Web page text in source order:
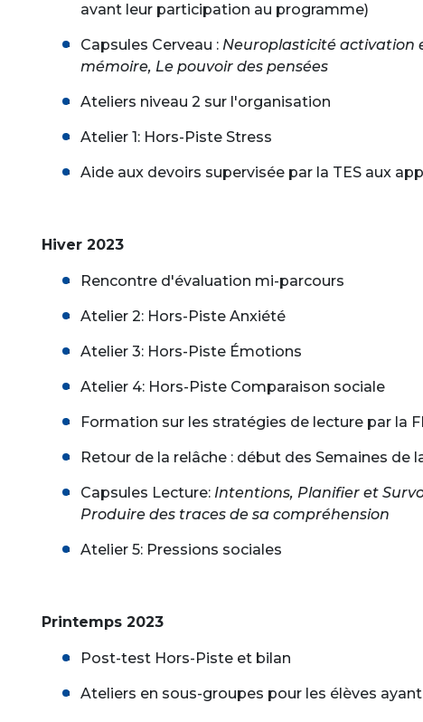
avant leur participation au programme)
Capsules Cerveau : Neuroplasticité activation
mémoire, Le pouvoir des pensées
Ateliers niveau 2 sur l'organisation
Atelier 1: Hors-Piste Stress
Aide aux devoirs supervisée par la TES aux
Hiver 2023
Rencontre d'évaluation mi-parcours
Atelier 2: Hors-Piste Anxiété
Atelier 3: Hors-Piste Émotions
Atelier 4: Hors-Piste Comparaison sociale
Formation sur les stratégies de lecture par la
Retour de la relâche : début des Semaines de
Capsules Lecture: Intentions, Planifier et
Produire des traces de sa compréhension
Atelier 5: Pressions sociales
Printemps 2023
Post-test Hors-Piste et bilan
Ateliers en sous-groupes pour les élèves